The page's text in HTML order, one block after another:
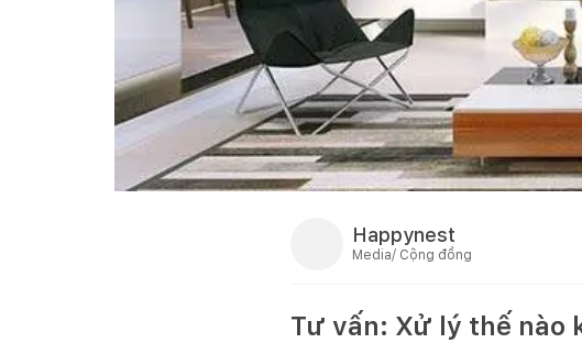
Happynest
Media/ Cộng đồng
Tư vấn: Xử lý thế nào